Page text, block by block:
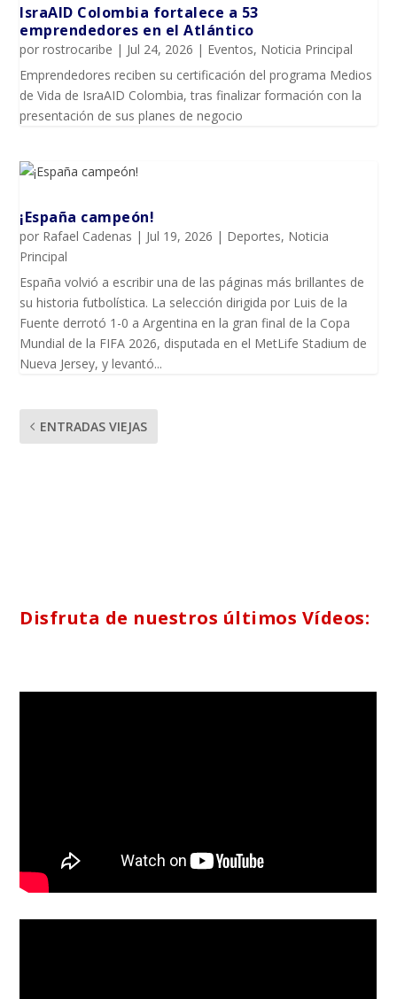
IsraAID Colombia fortalece a 53
emprendedores en el Atlántico
porrostrocaribe | Jul 24, 2026 | Eventos, Noticia Principal
Emprendedores reciben su certificación del programa Medios
de Vida de IsraAID Colombia, tras finalizar formación con la
presentación de sus planes de negocio
¡España campeón!
por Rafael Cadenas | Jul 19, 2026 | Deportes, Noticia
Principal
España volvió a escribir una de las páginas más brillantes de
su historia futbolística. La selección dirigida por Luis de la
Fuente derrotó 1-0 a Argentina en la gran final de la Copa
Mundial de la FIFA 2026, disputada en el MetLife Stadium de
Nueva Jersey, y levantó...
ENTRADAS VIEJAS
Disfruta de nuestros últimos Vídeos: